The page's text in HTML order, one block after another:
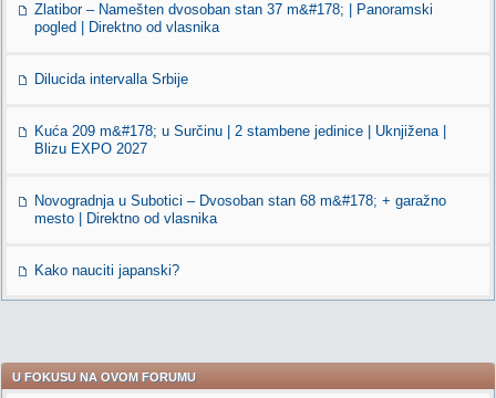
Zlatibor – Namešten dvosoban stan 37 m&#178; | Panoramski
pogled | Direktno od vlasnika
Dilucida intervalla Srbije
Kuća 209 m&#178; u Surčinu | 2 stambene jedinice | Uknjižena |
Blizu EXPO 2027
Novogradnja u Subotici – Dvosoban stan 68 m&#178; + garažno
mesto | Direktno od vlasnika
Kako nauciti japanski?
U FOKUSU NA OVOM FORUMU